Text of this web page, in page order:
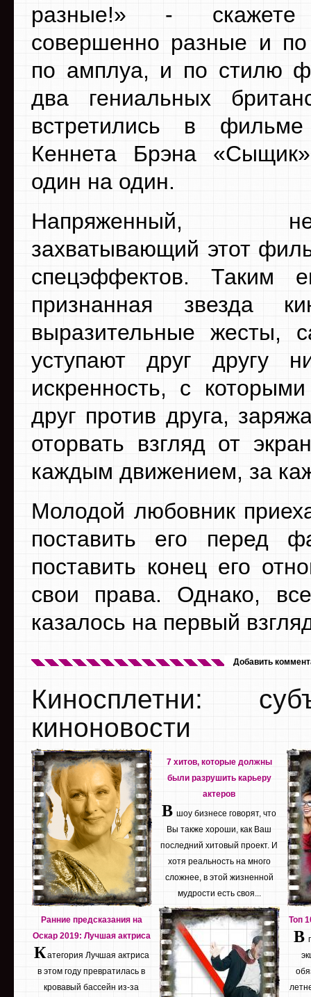
разные!» -
совершенно разные и по
по амплуа, и по стилю
два гениальных
встретились в
Кеннета Брэна
один на один.
Напряженный,
захватывающий этот
спецэффектов. Таким
признанная звезда
выразительные жесты,
уступают друг другу
искренность, с
друг против друга,
оторвать взгляд от
каждым движением, за
Молодой любовник
поставить его перед
поставить конец его
свои права. Однако,
казалось на первый
Добавить
Киносплетни:
киноновости
Ранние предсказания на
Оскар 2019: Лучшая актриса
Категория Лучшая актриса
в этом году превратилась в
кровавый бассейн из-за
7 хитов, которые должны
были разрушить карьеру
актеров
В шоу бизнесе говорят, что
Вы также хороши, как Ваш
последний хитовый проект. И
хотя реальность на много
сложнее, в этой жизненной
мудрости есть своя...
Топ
В